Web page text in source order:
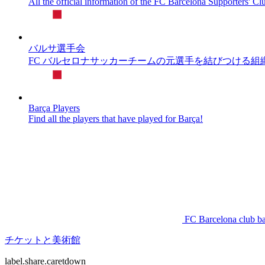
バルサ選手会
FC バルセロナサッカーチームの元選手を結びつける組
Barça Players
Find all the players that have played for Barça!
FC Barcelona club
チケットと美術館
label.share.caretdown